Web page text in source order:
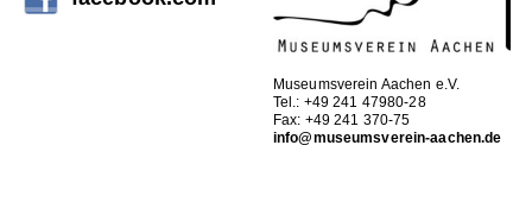
Museumsverein Aachen e.V.
Tel.: +49 241 47980-28
Fax: +49 241 370-75
info@museumsverein-aachen.de